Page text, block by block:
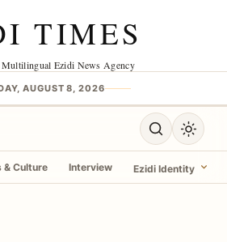
TIMES
Multilingual Ezidi News Agency
AUGUST 8, 2026
Open search
Toggle
Culture Interview Ezidi Identity